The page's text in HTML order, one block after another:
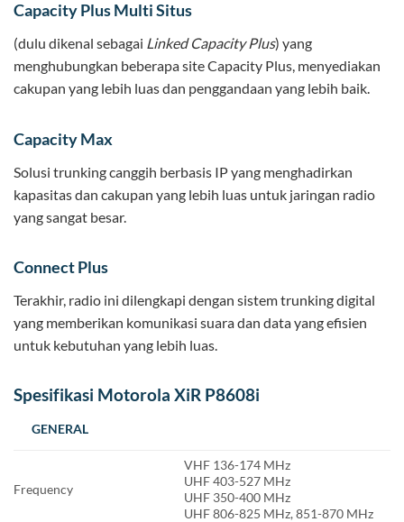
Capacity Plus Multi Situs
(dulu dikenal sebagai Linked Capacity Plus) yang
menghubungkan beberapa site Capacity Plus, menyediakan
cakupan yang lebih luas dan penggandaan yang lebih baik.
Capacity Max
Solusi trunking canggih berbasis IP yang menghadirkan
kapasitas dan cakupan yang lebih luas untuk jaringan radio
yang sangat besar.
Connect Plus
Terakhir, radio ini dilengkapi dengan sistem trunking digital
yang memberikan komunikasi suara dan data yang efisien
untuk kebutuhan yang lebih luas.
Spesifikasi Motorola XiR P8608i
GENERAL
Frequency
VHF 136-174 MHz
UHF 403-527 MHz
UHF 350-400 MHz
UHF 806-825 MHz, 851-870 MHz